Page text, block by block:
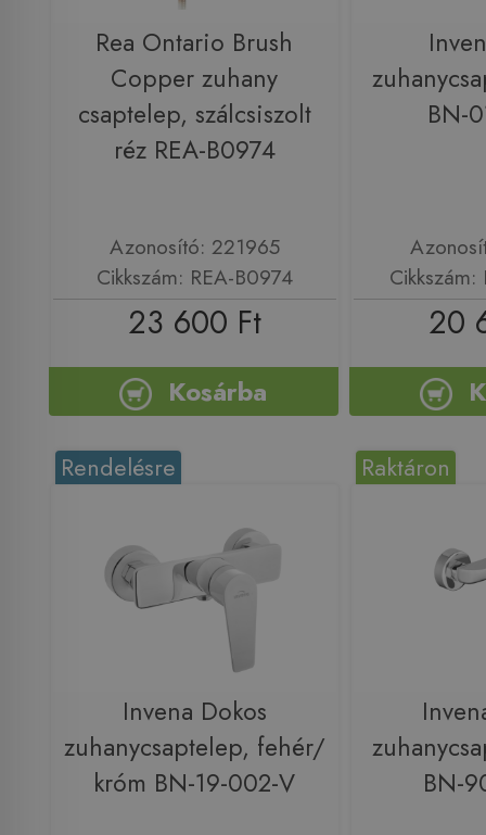
Rea Ontario Brush
Copper zuhany
csaptelep, szálcsiszolt
réz REA-B0974
Azonosító: 221965
Cikkszám: REA-B0974
23 600 Ft
Kosárba
BN-
20
Rendelésre
Invena Dokos
zuhanycsaptelep, fehér/
króm BN-19-002-V
Raktáron
BN-